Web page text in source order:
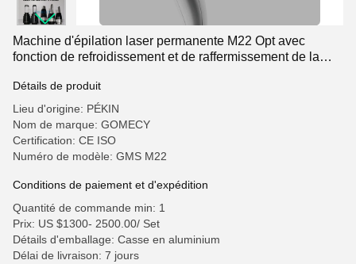
Machine d'épilation laser permanente M22 Opt avec
fonction de refroidissement et de raffermissement de la
Détails de produit
Lieu d'origine: PÉKIN
Nom de marque: GOMECY
Certification: CE ISO
Numéro de modèle: GMS M22
Conditions de paiement et d'expédition
Quantité de commande min: 1
Prix: US $1300- 2500.00/ Set
Détails d'emballage: Casse en aluminium
Délai de livraison: 7 jours